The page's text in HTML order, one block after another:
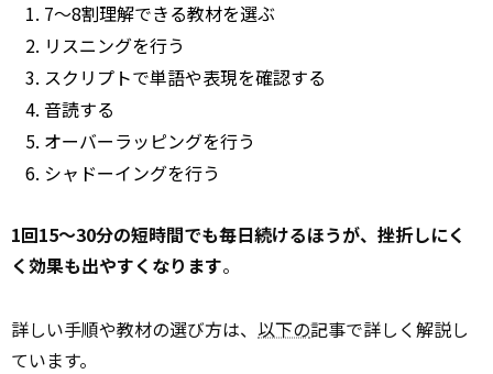
7〜8割理解できる教材を選ぶ
リスニングを行う
スクリプトで単語や表現を確認する
音読する
オーバーラッピングを行う
シャドーイングを行う
1回15〜30分の短時間でも毎日続けるほうが、挫折しにく
く効果も出やすくなります。
詳しい手順や教材の選び方は、 以下の記事で詳しく解説し
ています。